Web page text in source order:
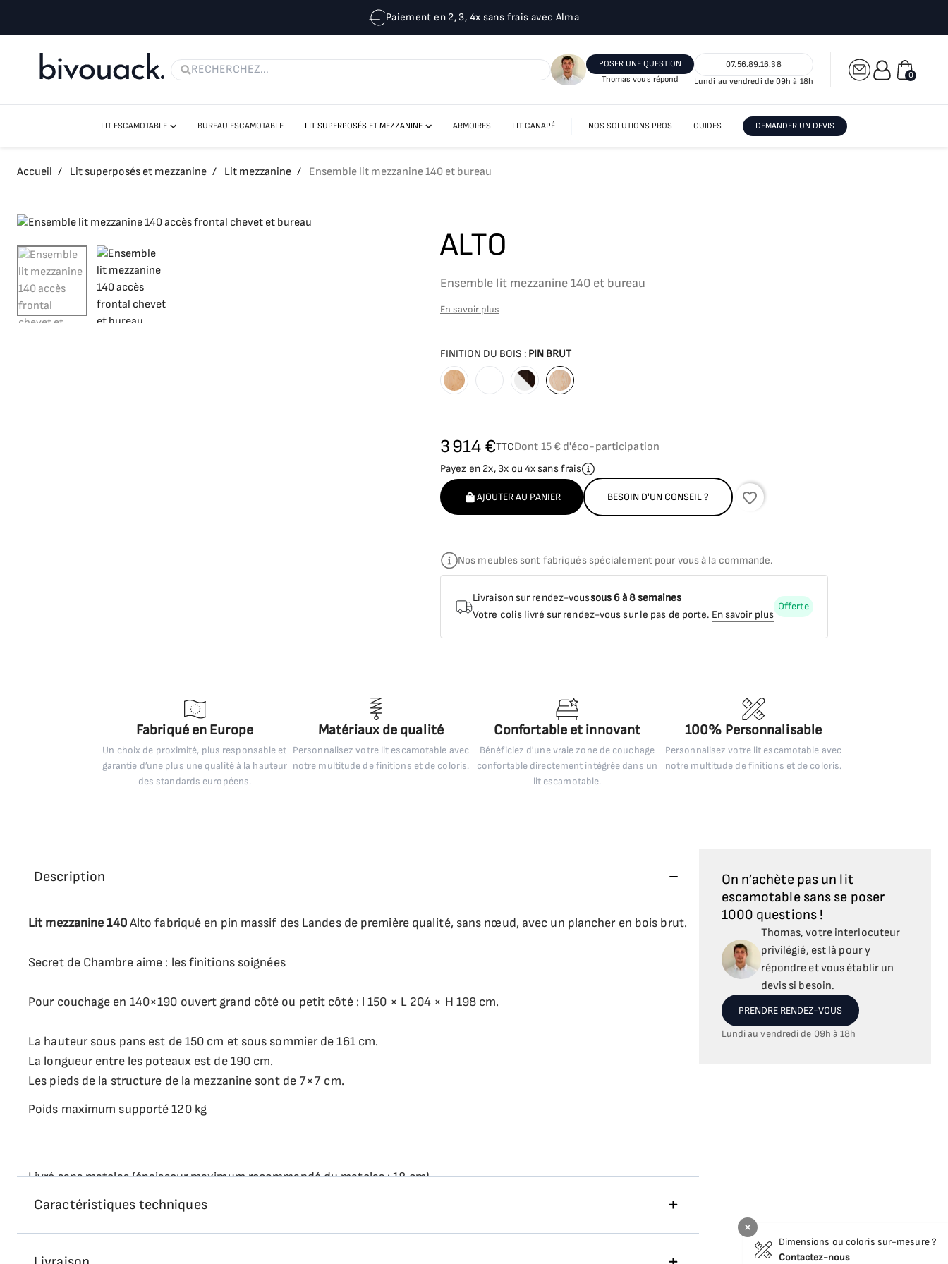
Paiement en 2, 3, 4x sans frais avec Alma
POSER UNE QUESTION
Thomas vous répond
07.56.89.16.38
Lundi au vendredi de 09h à 18h
0
LIT ESCAMOTABLE
LIT ESCAMOTABLE HORIZONTAUX
MATELAS
BUREAU ESCAMOTABLE LIT SUPERPOSÉS ET MEZZANINE
LITS ESCAMOTABLES SUPERPOSÉS
ARMOIRES LIT CANAPÉ NOS SOLUTIONS PROS GUIDES DEMANDER UN DEVIS
Accueil / Lit superposés et mezzanine / Lit mezzanine / Ensemble lit mezzanine 140 et bureau
ALTO
Ensemble lit mezzanine 140 et bureau
En savoir plus
FINITION DU BOIS : PIN BRUT
Vernis incolorePeinture Blanche
Teinture wengué / peinture blanche
Pin brut
3 914 €TTCDont 15 € d'éco-participation
Payez en 2x, 3x ou 4x sans frais
AJOUTER AU PANIER BESOIN D'UN CONSEIL ? favorite_border
Nos meubles sont fabriqués spécialement pour vous à la commande.
Livraison sur rendez-voussous 6 à 8 semaines
Votre colis livré sur rendez-vous sur le pas de porte. En savoir plus
Offerte
Fabriqué en Europe
Un choix de proximité, plus responsable et
garantie d’une plus une qualité à la hauteur
des standards européens.
Matériaux de qualité
Personnalisez votre lit escamotable avec
notre multitude de finitions et de coloris.
Confortable et innovant
Bénéficiez d'une vraie zone de couchage
confortable directement intégrée dans un
lit escamotable.
100% Personnalisable
Personnalisez votre lit escamotable avec
notre multitude de finitions et de coloris.
Description
Lit mezzanine140Alto fabriqué en pin massif des Landes de première qualité, sans nœud, avec un plancher en bois brut.
Secret de Chambre aime : les finitions soignées
Pour couchage en 140×190 ouvert grand côté ou petit côté : l 150 × L 204 × H 198 cm.
La hauteur sous pans est de 150 cm et sous sommier de 161 cm.
La longueur entre les poteaux est de 190 cm.
Les pieds de la structure de la mezzanine sont de 7×7 cm.
Poids maximum supporté 120 kg
Livré sans matelas (épaisseur maximum recommandé du matelas : 18 cm)
Notre matelas SONJ est parfaitement adapté à la mezzanine.
Une échelle inclinée en pin massif incluse.
Caractéristiques techniques
On n’achète pas un lit
escamotable sans se poser
1000 questions !
Thomas, votre interlocuteur
privilégié, est là pour y
répondre et vous établir un
devis si besoin.
PRENDRE RENDEZ-VOUS
Lundi au vendredi de 09h à 18h
Dimensions ou coloris sur-mesure ?
Contactez-nous